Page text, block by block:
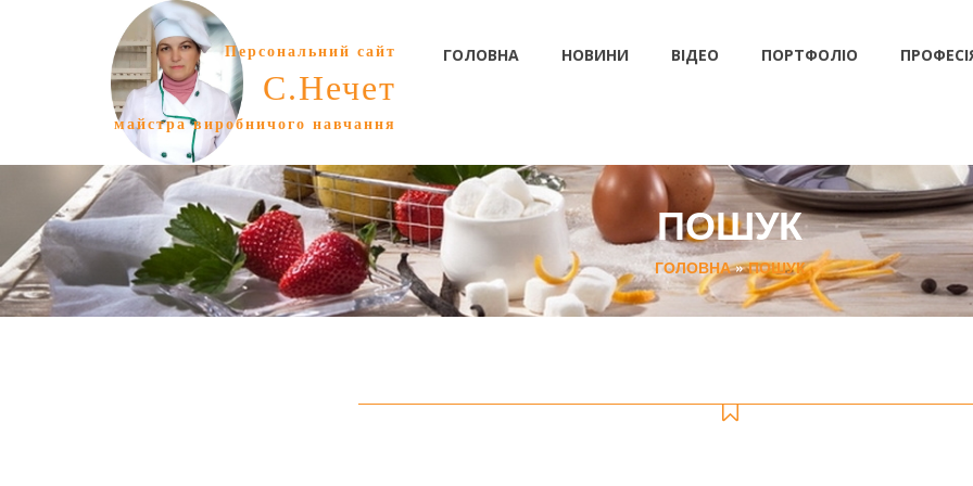
Персональний сайт
С.Нечет
майстра виробничого навчання
ГОЛОВНА НОВИНИ ВІДЕО ПОРТФОЛІО
ПОШУК
ГОЛОВНА»ПОШУК